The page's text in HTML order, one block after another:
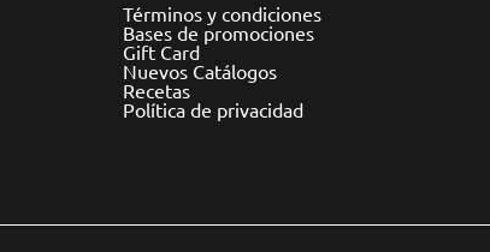
Términos y condiciones
Bases de promociones
Gift Card
Nuevos Catálogos
Recetas
Política de privacidad